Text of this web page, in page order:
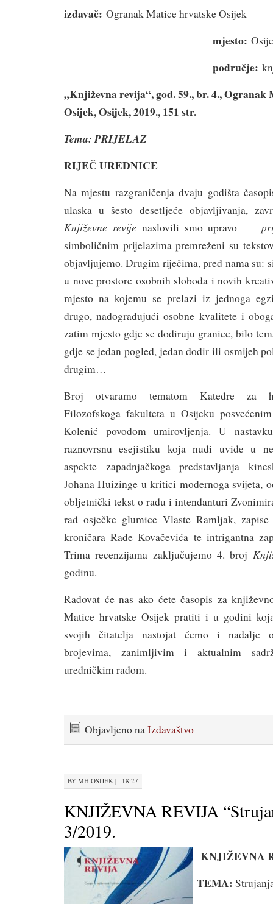
izdavač: Ogranak Matice hrvatske Osijek
mjesto:
područje:
„Književna revija“, god. 59., br. 4., Ogranak
Osijek, Osijek, 2019., 151 str.
Tema: PRIJELAZ
RIJEČ UREDNICE
Na mjestu razgraničenja dvaju godišta
ulaska u šesto desetljeće objavljivanja,
Književne revije naslovili smo upravo ̶
simboličnim prijelazima premreženi su
objavljujemo. Drugim riječima, pred nama su:
u nove prostore osobnih sloboda i novih
mjesto na kojemu se prelazi iz jednoga
drugo, nadograđujući osobne kvalitete i
zatim mjesto gdje se dodiruju granice, bilo
gdje se jedan pogled, jedan dodir ili osmijeh
drugim…
Broj otvaramo tematom Katedre za
Filozofskoga fakulteta u Osijeku
Kolenić povodom umirovljenja. U
raznovrsnu esejistiku koja nudi uvide u
aspekte zapadnjačkoga predstavljanja
Johana Huizinge u kritici modernoga svijeta,
obljetnički tekst o radu i intendanturi
rad osječke glumice Vlaste Ramljak,
kroničara Rade Kovačevića te intrigantna
Trima recenzijama zaključujemo 4. broj
godinu.
Radovat će nas ako ćete časopis za
Matice hrvatske Osijek pratiti i u godini
svojih čitatelja nastojat ćemo i nadalje
brojevima, zanimljivim i aktualnim
uredničkim radom.
Objavljeno na Izdavaštvo
BY MH OSIJEK | · 18:27
KNJIŽEVNA REVIJA
3/2019.
KNJIŽEVNA
TEMA: